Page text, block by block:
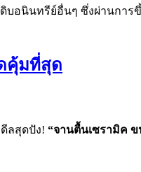
บอนินทรีย์อื่นๆ ซึ่งผ่านก
คุ้มที่สุด
ลสุดปัง! “จานตื้นเซรามิค ข